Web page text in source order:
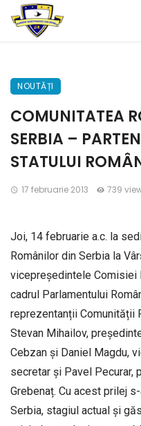
NOUTĂȚI
COMUNITATEA
SERBIA –
STATULUI
17 februarie 2013 739
Joi, 14 februarie a.c. la
Românilor din Serbia la
vicepreședintele Comisiei
cadrul Parlamentului
reprezentanții Comunității
Stevan Mihailov,
Cebzan și Daniel Magdu,
secretar și Pavel Pecurar,
Grebenaț. Cu acest prilej
Serbia, stagiul actual și